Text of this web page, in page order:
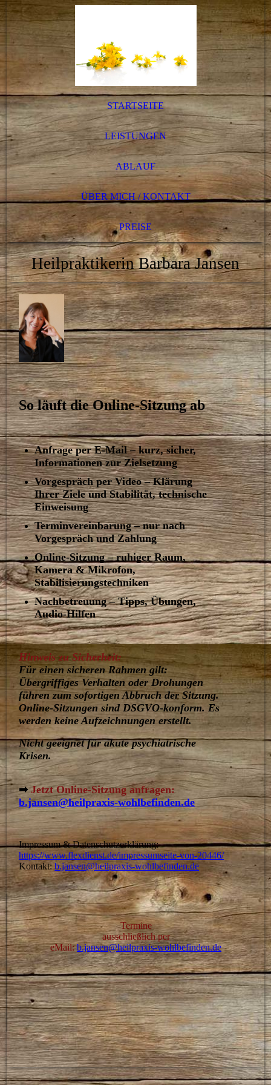
STARTSEITE
LEISTUNGEN
ABLAUF
ÜBER MICH / KONTAKT
PREISE
Heilpraktikerin Barbara Jansen
So läuft die Online-Sitzung ab
Anfrage per E-Mail – kurz, sicher,
Informationen zur Zielsetzung
Vorgespräch per Video – Klärung
Ihrer Ziele und Stabilität, technische
Einweisung
Terminvereinbarung – nur nach
Vorgespräch und Zahlung
Online-Sitzung – ruhiger Raum,
Kamera & Mikrofon,
Stabilisierungstechniken
Nachbetreuung – Tipps, Übungen,
Audio-Hilfen
Hinweis zu Sicherheit:
Für einen sicheren Rahmen gilt:
Übergriffiges Verhalten oder Drohungen
führen zum sofortigen Abbruch der Sitzung.
Online-Sitzungen sind DSGVO-konform. Es
werden keine Aufzeichnungen erstellt.
Nicht geeignet für akute psychiatrische
Krisen.
➡Jetzt Online-Sitzung anfragen:
b.jansen@heilpraxis-wohlbefinden.de
Impressum & Datenschutzerklärung:
https://www.flexdienst.de/impressumseite-von-20446/
Kontakt:b.jansen@heilpraxis-wohlbefinden.de
Termine
ausschließlich per
eMail:b.jansen@heilpraxis-wohlbefinden.de